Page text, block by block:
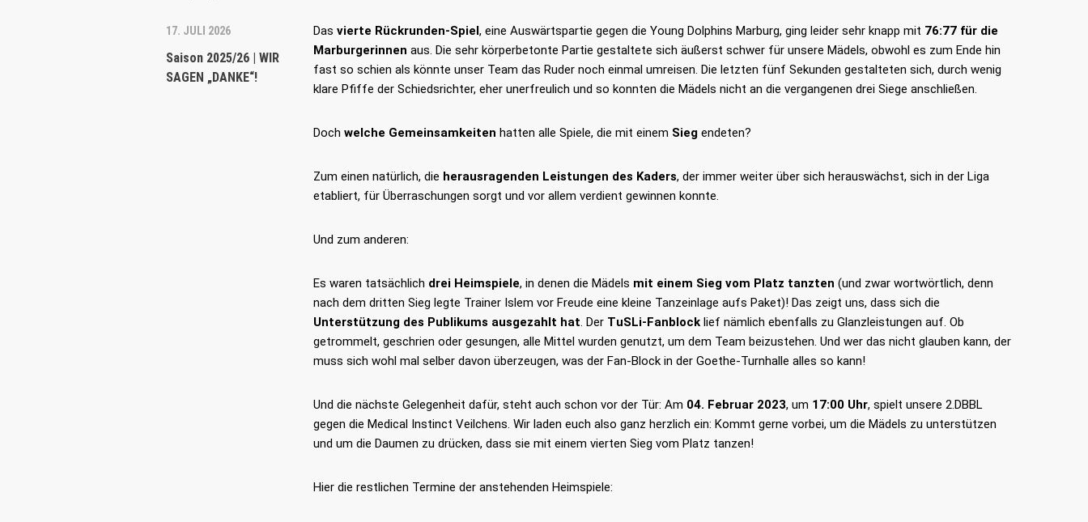
Das vierte Rückrunden-Spiel, eine Auswärtspartie gegen die Young Dolphins Marburg, ging leider sehr knapp mit 76:77 für die
Marburgerinnen aus. Die sehr körperbetonte Partie gestaltete sich äußerst schwer für unsere Mädels, obwohl es zum Ende hin
fast so schien als könnte unser Team das Ruder noch einmal umreisen. Die letzten fünf Sekunden gestalteten sich, durch wenig
klare Pfiffe der Schiedsrichter, eher unerfreulich und so konnten die Mädels nicht an die vergangenen drei Siege anschließen.
Doch welche Gemeinsamkeiten hatten alle Spiele, die mit einem Sieg endeten?
Zum einen natürlich, die herausragenden Leistungen des Kaders, der immer weiter über sich herauswächst, sich in der Liga
etabliert, für Überraschungen sorgt und vor allem verdient gewinnen konnte.
Und zum anderen:
Es waren tatsächlich drei Heimspiele, in denen die Mädels mit einem Sieg vom Platz tanzten (und zwar wortwörtlich, denn
nach dem dritten Sieg legte Trainer Islem vor Freude eine kleine Tanzeinlage aufs Paket)! Das zeigt uns, dass sich die
Unterstützung des Publikums ausgezahlt hat. Der TuSLi-Fanblock lief nämlich ebenfalls zu Glanzleistungen auf. Ob
getrommelt, geschrien oder gesungen, alle Mittel wurden genutzt, um dem Team beizustehen. Und wer das nicht glauben kann, der
muss sich wohl mal selber davon überzeugen, was der Fan-Block in der Goethe-Turnhalle alles so kann!
Und die nächste Gelegenheit dafür, steht auch schon vor der Tür: Am 04. Februar 2023, um 17:00 Uhr, spielt unsere 2.DBBL
gegen die Medical Instinct Veilchens. Wir laden euch also ganz herzlich ein: Kommt gerne vorbei, um die Mädels zu unterstützen
und um die Daumen zu drücken, dass sie mit einem vierten Sieg vom Platz tanzen!
Hier die restlichen Termine der anstehenden Heimspiele:
17. JULI 2026
Saison 2025/26 | WIR
SAGEN „DANKE“!